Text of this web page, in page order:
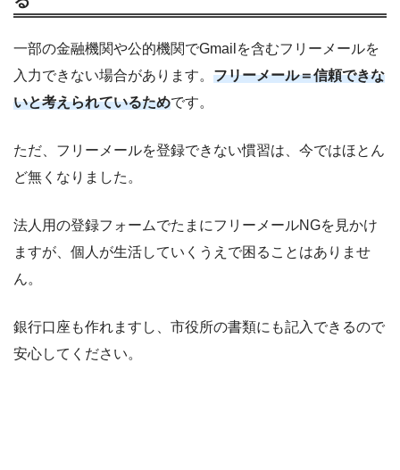
一部の金融機関や公的機関でGmailを含むフリーメールを
入力できない場合があります。 フリーメール＝信頼できな
いと考えられているためです。
ただ、フリーメールを登録できない慣習は、今ではほとん
ど無くなりました。
法人用の登録フォームでたまにフリーメールNGを見かけ
ますが、個人が生活していくうえで困ることはありませ
ん。
銀行口座も作れますし、市役所の書類にも記入できるので
安心してください。